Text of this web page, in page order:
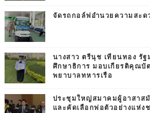
จัดรถกอล์ฟอำนวยความสะด
นางสาว ตรีนุช เทียนทอง รัฐ
ศึกษาธิการ มอบเกียรติคุณบั
พยาบาลทหารเรือ
ประชุมใหญ่สมาคมผู้อาสาส
และคัดเลือกพ่อตัวอย่างแห่ง